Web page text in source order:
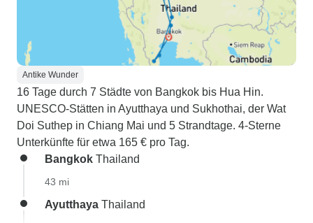
Antike Wunder
16 Tage durch 7 Städte von Bangkok bis Hua Hin.
UNESCO-Stätten in Ayutthaya und Sukhothai, der Wat
Doi Suthep in Chiang Mai und 5 Strandtage. 4-Sterne
Unterkünfte für etwa 165 € pro Tag.
Bangkok Thailand
43 mi
Ayutthaya Thailand